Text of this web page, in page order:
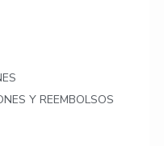
Y REEMBOLSOS